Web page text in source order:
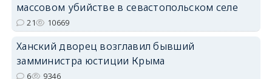
массовом убийстве в севастопольском селе
21 10669
Ханский дворец возглавил бывший
замминистра юстиции Крыма
6 9346